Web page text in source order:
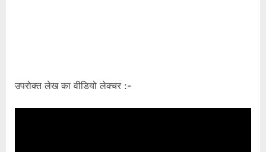
उपरोक्त लेख का वीडियो लेक्चर :-